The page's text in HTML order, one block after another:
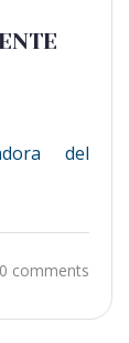
del
0 comments